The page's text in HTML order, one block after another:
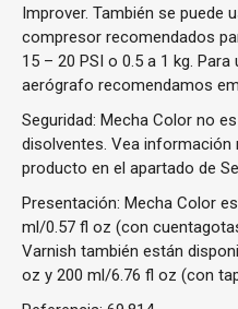
Improver. También se puede
compresor recomendados
15 – 20 PSI o 0.5 a 1 kg.
aerógrafo recomendamos
Seguridad: Mecha Color no
disolventes. Vea
producto en el apartado de
Presentación: Mecha Color
ml/0.57 fl oz (con
Varnish también están
oz y 200 ml/6.76 fl oz (con